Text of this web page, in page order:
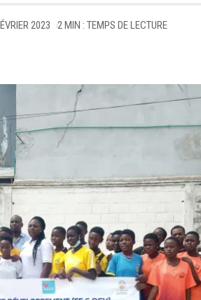
2023
2 MIN : TEMPS DE LECTURE